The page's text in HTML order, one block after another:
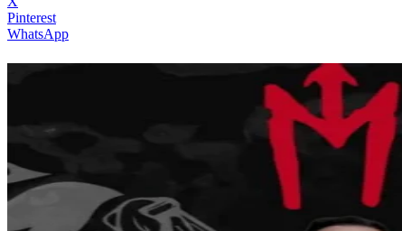
Pinterest
WhatsApp